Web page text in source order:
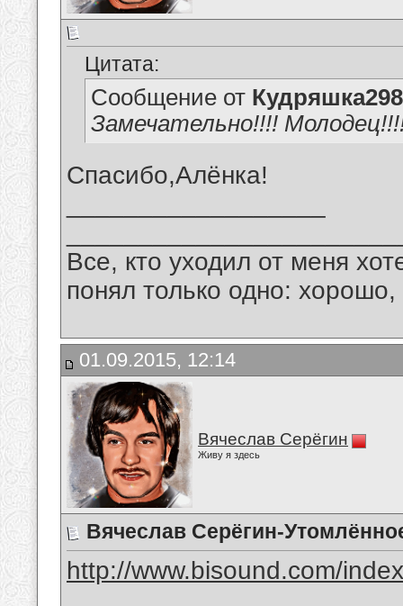
Цитата:
Сообщение от Кудряшка298
Замечательно!!!!
Спасибо,Алёнка!
Все, кто уходил от меня
понял только одно:
01.09.2015, 12:14
Вячеслав Серёгин
Живу я здесь
Вячеслав Серёгин-
http://www.bisound.com/